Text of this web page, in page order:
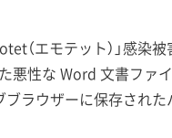
（エモテット）」感染
悪性な Word 文書ファ
ブラウザーに保存され